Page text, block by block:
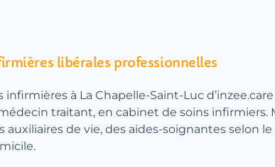
libérales professionnelles
infirmières à La Chapelle-Saint-Luc
traitant, en cabinet de soins infirmiers.
auxiliaires de vie, des aides-soignantes selon